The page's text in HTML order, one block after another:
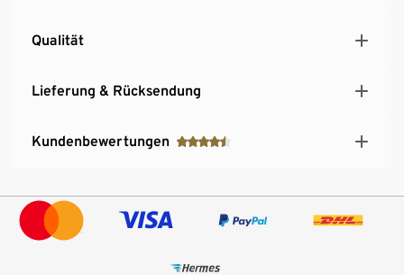
Qualität
Lieferung & Rücksendung
Kundenbewertungen